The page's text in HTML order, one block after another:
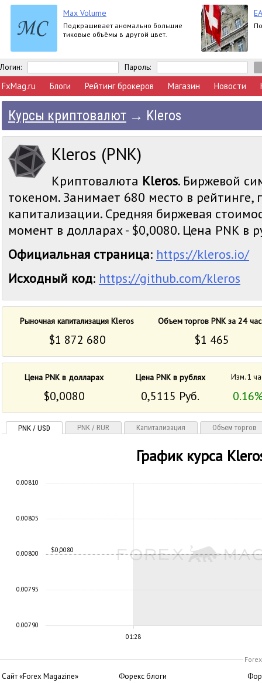
Max Volume
Подкрашивает аномально большие
тиковые объёмы в другой цвет.
Логин: Пароль:
FxMag.ru Блоги Рейтинг брокеров Магазин Новости
Курсы криптовалют → Kleros
Kleros (PNK)
Криптовалюта Kleros. Биржевой
токеном. Занимает 680 место в
капитализации. Средняя биржевая
момент в долларах - $0,0080. Цена PNK в
Официальная страница: https://kleros.io/
Исходный код: https://github.com/kleros
Рыночная капитализация Kleros Объем торгов PNK за 24
$1 872 680 $1 465
Цена PNK в долларах Цена PNK в рублях Изм. 1
$0,0080 0,5115 Руб.
PNK / USD PNK / RUR Капитализация Объем торгов
График курса
01:28
$0,0080
0.00790
0.00795
0.00800
0.00805
0.00810
Сайт «Forex Magazine»
Форекс блоги